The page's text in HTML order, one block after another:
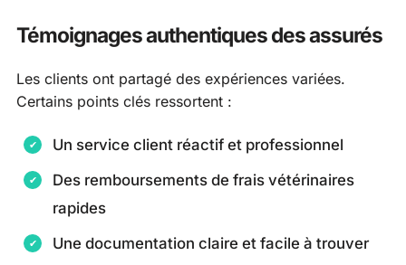
Témoignages authentiques des assurés
Les clients ont partagé des expériences variées.
Certains points clés ressortent :
Un service client réactif et professionnel
Des remboursements de frais vétérinaires
rapides
Une documentation claire et facile à trouver